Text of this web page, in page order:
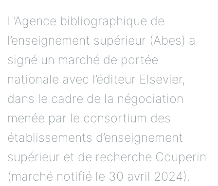
L’Agence bibliographique de
l’enseignement supérieur (Abes) a
signé un marché de portée
nationale avec l’éditeur Elsevier,
dans le cadre de la négociation
menée par le consortium des
établissements d’enseignement
supérieur et de recherche Couperin
(marché notifié le 30 avril 2024).